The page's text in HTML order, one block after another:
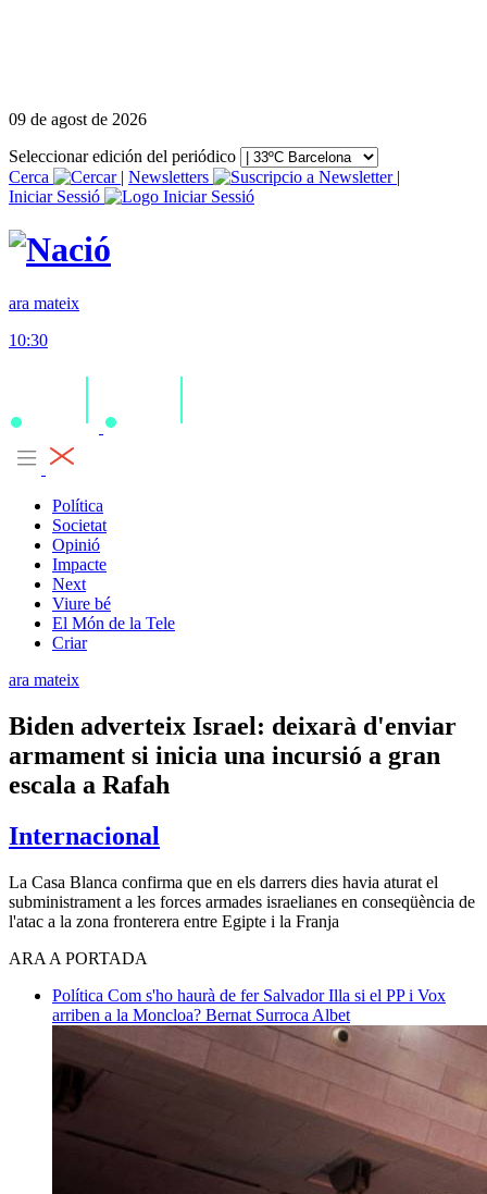
09 de agost de 2026
Seleccionar edición del periódico
Cerca
| Newsletters
|
Iniciar Sessió
ara mateix
10:30
Política
Societat
Opinió
Impacte
Next
Viure bé
El Món de la Tele
Criar
ara mateix
Biden adverteix Israel: deixarà d'enviar
armament si inicia una incursió a gran
escala a Rafah
Internacional
La Casa Blanca confirma que en els darrers dies havia aturat el
subministrament a les forces armades israelianes en conseqüència de
l'atac a la zona fronterera entre Egipte i la Franja
ARA A PORTADA
Política Com s'ho haurà de fer Salvador Illa si el PP i Vox
arriben a la Moncloa? Bernat Surroca Albet